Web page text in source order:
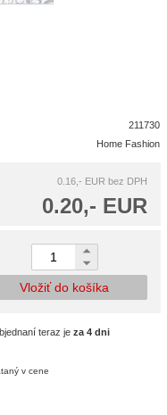
211730
Home Fashion
0.16,- EUR bez DPH
0.20,- EUR
Vložiť do košíka
teraz je za 4 dni
v cene